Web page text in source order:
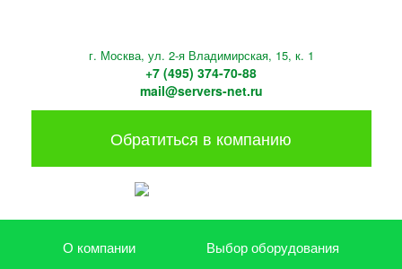
г. Москва, ул. 2-я Владимирская, 15, к. 1
+7 (495) 374-70-88
mail@servers-net.ru
Обратиться в компанию
О компании
Выбор оборудования